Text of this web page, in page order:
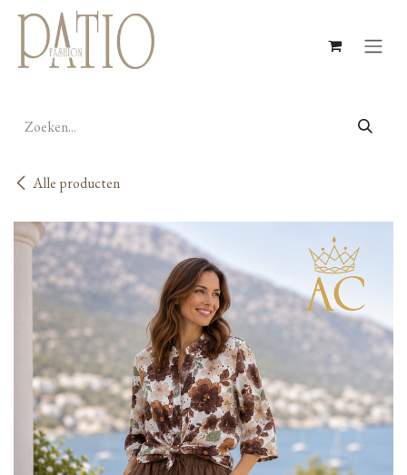
Overslaan naar inhoud
Alle producten